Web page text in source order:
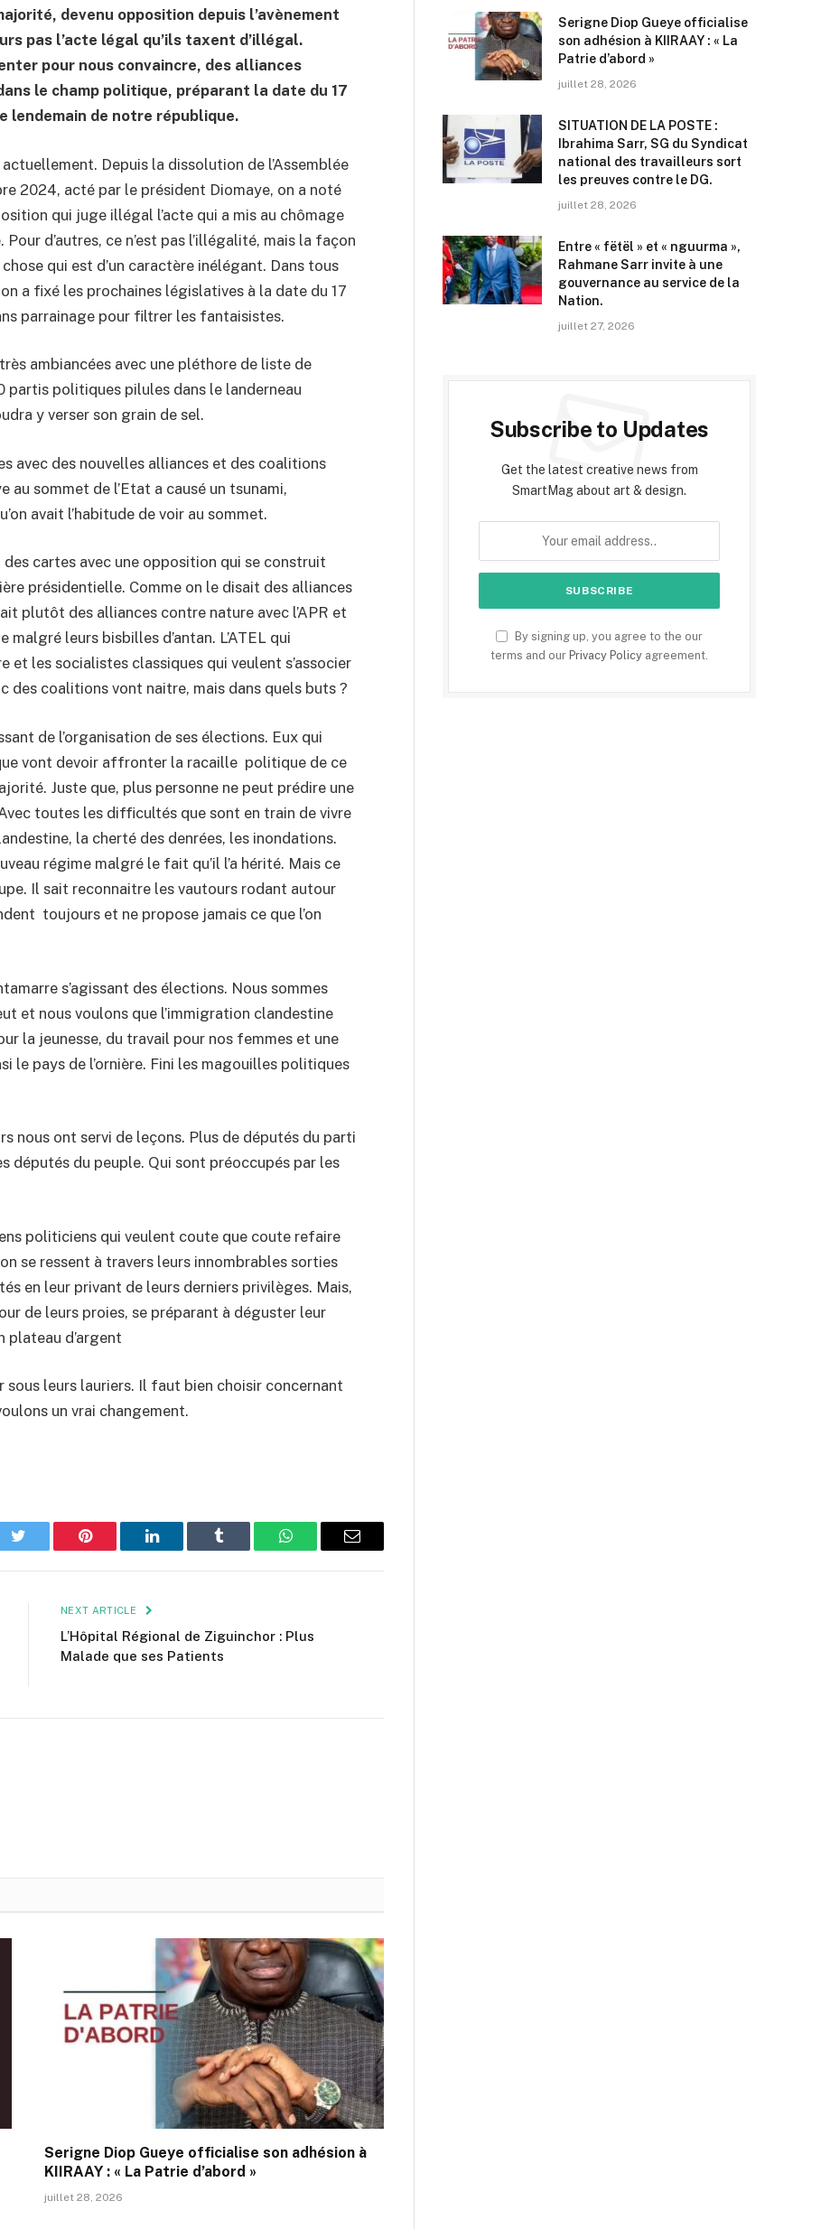
devenu opposition depuis l’avènement
pas l’acte légal qu’ils taxent d’illégal.
pour nous convaincre, des alliances
le champ politique, préparant la date du 17
lendemain de notre république.
Depuis la dissolution de l’Assemblée
2024, acté par le président Diomaye, on a noté
qui juge illégal l’acte qui a mis au chômage
d’autres, ce n’est pas l’illégalité, mais la façon
qui est d’un caractère inélégant. Dans tous
a fixé les prochaines législatives à la date du 17
parrainage pour filtrer les fantaisistes.
ambiancées avec une pléthore de liste de
partis politiques pilules dans le landerneau
y verser son grain de sel.
avec des nouvelles alliances et des coalitions
au sommet de l’Etat a causé un tsunami,
avait l’habitude de voir au sommet.
cartes avec une opposition qui se construit
présidentielle. Comme on le disait des alliances
plutôt des alliances contre nature avec l’APR et
leurs bisbilles d’antan. L’ATEL qui
les socialistes classiques qui veulent s’associer
des coalitions vont naitre, mais dans quels buts ?
de l’organisation de ses élections. Eux qui
vont devoir affronter la racaille politique de ce
Juste que, plus personne ne peut prédire une
toutes les difficultés que sont en train de vivre
la cherté des denrées, les inondations.
régime malgré le fait qu’il l’a hérité. Mais ce
Il sait reconnaitre les vautours rodant autour
toujours et ne propose jamais ce que l’on
s’agissant des élections. Nous sommes
et nous voulons que l’immigration clandestine
la jeunesse, du travail pour nos femmes et une
le pays de l’ornière. Fini les magouilles politiques
nous ont servi de leçons. Plus de députés du parti
députés du peuple. Qui sont préoccupés par les
politiciens qui veulent coute que coute refaire
se ressent à travers leurs innombrables sorties
en leur privant de leurs derniers privilèges. Mais,
de leurs proies, se préparant à déguster leur
plateau d’argent
sous leurs lauriers. Il faut bien choisir concernant
un vrai changement.
Twitter Pinterest LinkedIn Tumblr WhatsAppEmail
NEXT ARTICLE
L’Hôpital Régional de Ziguinchor : Plus
Malade que ses Patients
Serigne Diop Gueye officialise son adhésion à
KIIRAAY : « La Patrie d’abord »
juillet 28, 2026
Serigne Diop Gueye officialise
son adhésion à KIIRAAY : « La
Patrie d’abord »
juillet 28, 2026
SITUATION DE LA POSTE :
Ibrahima Sarr, SG du Syndicat
national des travailleurs sort
les preuves contre le DG.
juillet 28, 2026
Entre « fëtël » et « nguurma »,
Rahmane Sarr invite à une
gouvernance au service de la
Nation.
juillet 27, 2026
Subscribe to Updates
Get the latest creative news from
SmartMag about art & design.
By signing up, you agree to the our
terms and our Privacy Policy agreement.